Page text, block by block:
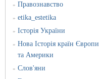
» Правознавство
» etika_estetika
» Історія України
» Нова Історія країн Європи
та Америки
» Слов'яни